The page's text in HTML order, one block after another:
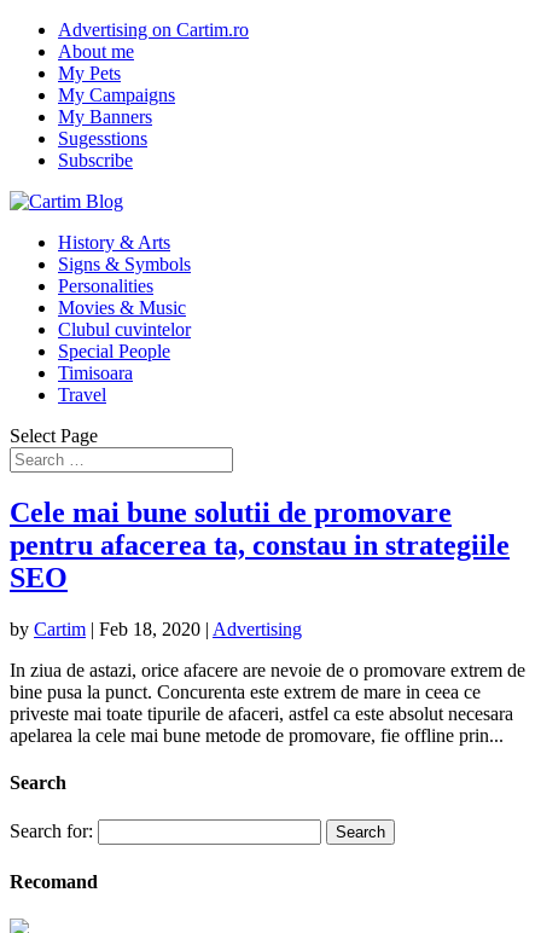
Advertising on Cartim.ro
About me
My Pets
My Campaigns
My Banners
Sugesstions
Subscribe
History & Arts
Signs & Symbols
Personalities
Movies & Music
Clubul cuvintelor
Special People
Timisoara
Travel
Select Page
Cele mai bune solutii de promovare
pentru afacerea ta, constau in strategiile
SEO
by Cartim | Feb 18, 2020 | Advertising
In ziua de astazi, orice afacere are nevoie de o promovare extrem de
bine pusa la punct. Concurenta este extrem de mare in ceea ce
priveste mai toate tipurile de afaceri, astfel ca este absolut necesara
apelarea la cele mai bune metode de promovare, fie offline prin...
Search
Search for:
Recomand